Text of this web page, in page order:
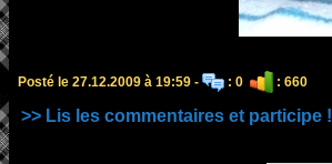
Posté le 27.12.2009 à 19:59 - : 0 : 660
>> Lis les commentaires et participe !